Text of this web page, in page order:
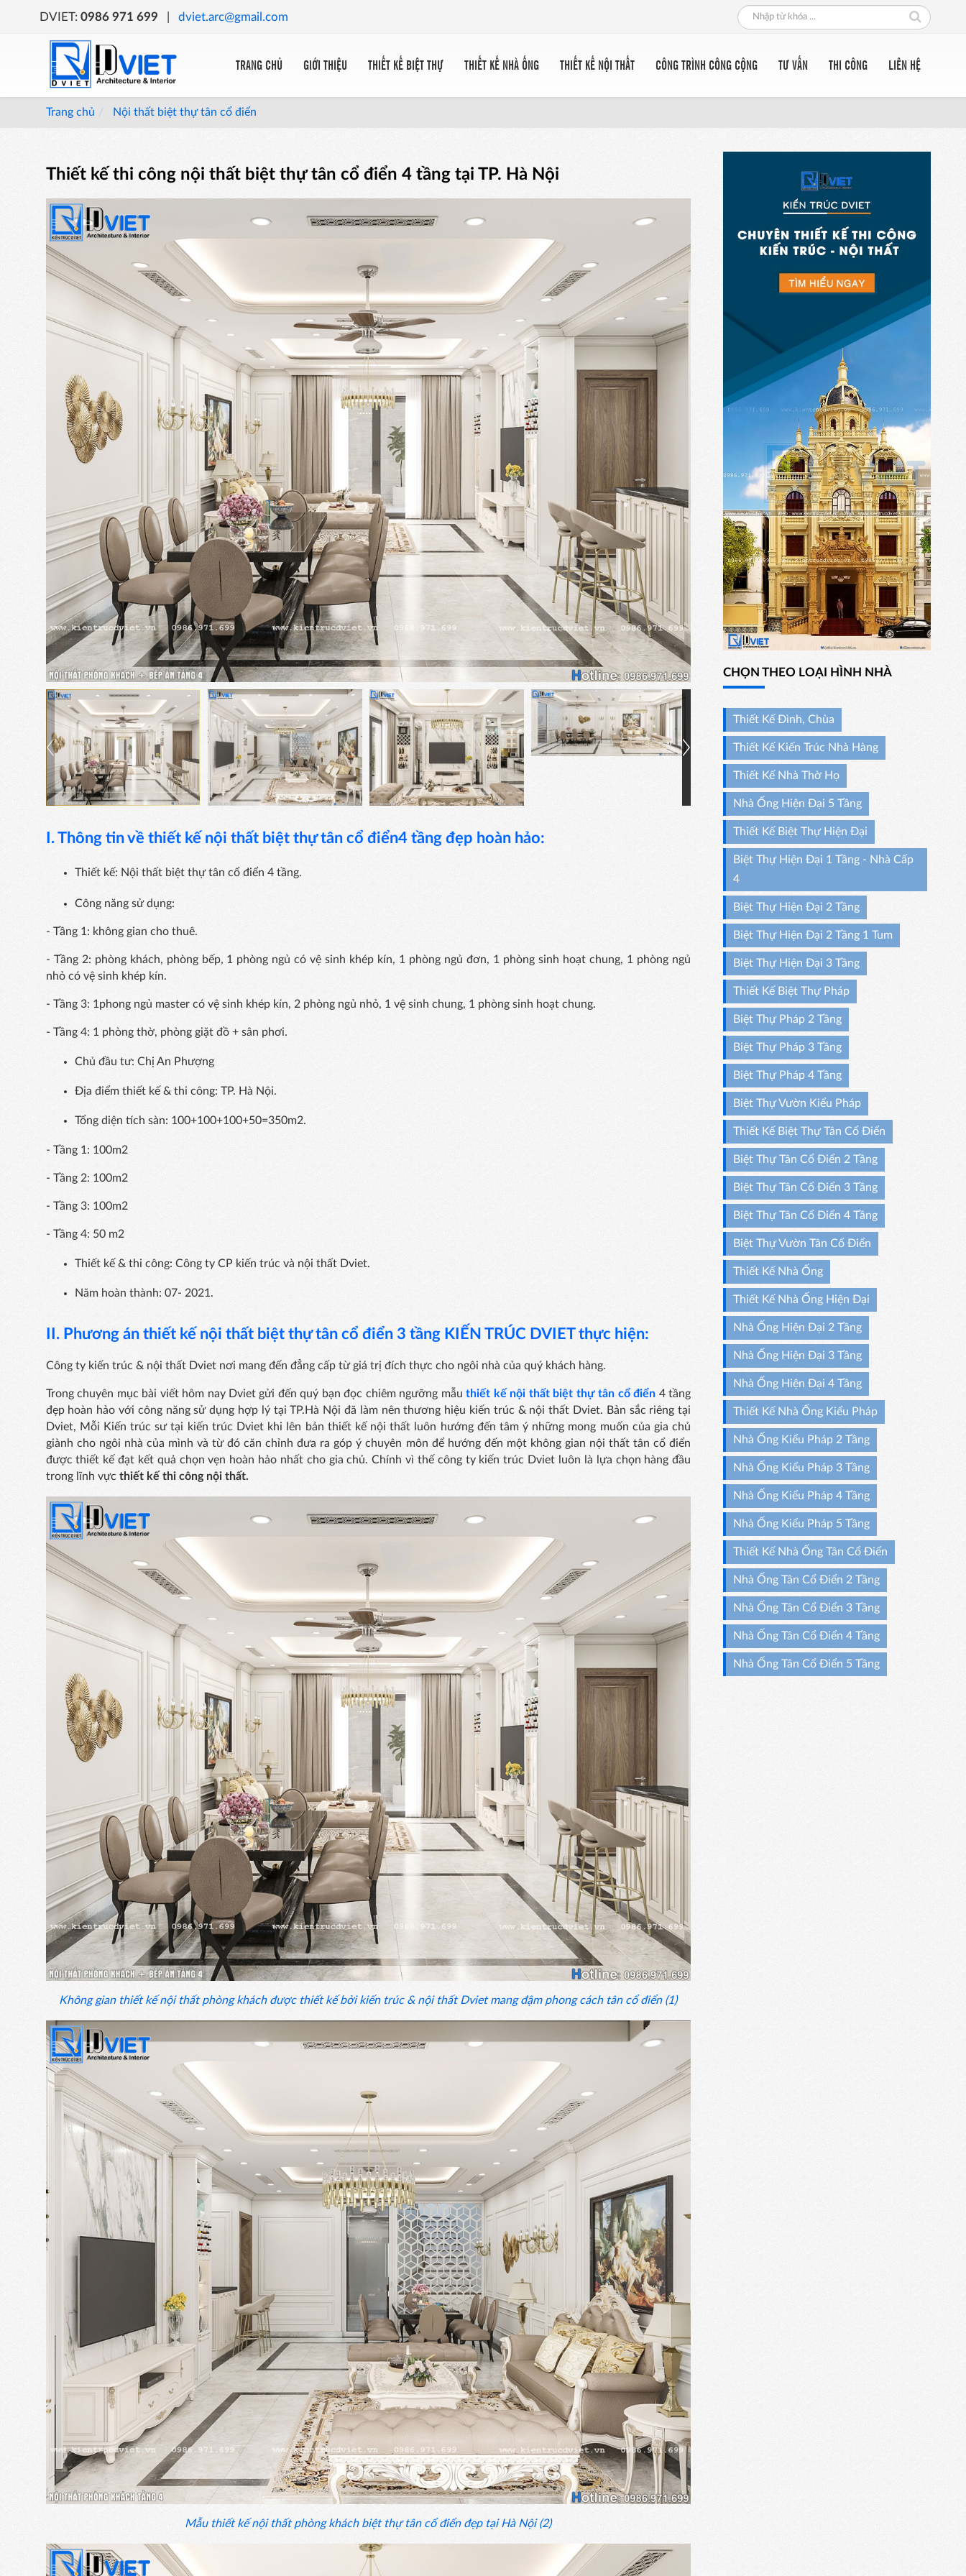
DVIET: 0986 971 699 dviet.arc@gmail.com
TRANG CHỦ GIỚI THIỆU THIẾT KẾ BIỆT THỰ THIẾT KẾ NHÀ ỐNG THIẾT KẾ NỘI THẤT CÔNG TRÌNH CÔNG CỘNG TƯ VẤN THI CÔNG LIÊN HỆ
Trang chủ Nội thất biệt thự tân cổ điển
Thiết kế thi công nội thất biệt thự tân cổ điển 4 tầng tại TP. Hà Nội
I. Thông tin về thiết kế nội thất biệt thự tân cổ điển4tầng đẹp hoàn hảo:
Thiết kế: Nội thất biệt thự tân cổ điển 4 tầng.
Công năng sử dụng:
- Tầng 1: không gian cho thuê.
- Tầng 2: phòng khách, phòng bếp, 1 phòng ngủ có vệ sinh khép kín, 1 phòng ngủ đơn, 1 phòng sinh hoạt chung, 1 phòng ngủ
nhỏ có vệ sinh khép kín.
- Tầng 3: 1phong ngủ master có vệ sinh khép kín, 2 phòng ngủ nhỏ, 1 vệ sinh chung, 1 phòng sinh hoạt chung.
- Tầng 4: 1 phòng thờ, phòng giặt đồ + sân phơi.
Chủ đầu tư: Chị An Phượng
Địa điểm thiết kế & thi công: TP. Hà Nội.
Tổng diện tích sàn: 100+100+100+50=350m2.
- Tầng 1: 100m2
- Tầng 2: 100m2
- Tầng 3: 100m2
- Tầng 4: 50 m2
Thiết kế & thi công: Công ty CP kiến trúc và nội thất Dviet.
Năm hoàn thành: 07- 2021.
II. Phương án thiết kế nội thất biệt thự tân cổ điển3 tầng KIẾN TRÚC DVIET thực hiện:
Công ty kiến trúc & nội thất Dviet nơi mang đến đẳng cấp từ giá trị đích thực cho ngôi nhà của quý khách hàng.
Trong chuyên mục bài viết hôm nay Dviet gửi đến quý bạn đọc chiêm ngưỡng mẫuthiết kế nội thất biệt thự tân cổ điển 4 tầng
đẹp hoàn hảo với công năng sử dụng hợp lý tại TP.Hà Nội đã làm nên thương hiệu kiến trúc & nội thất Dviet. Bản sắc riêng tại
Dviet, Mỗi Kiến trúc sư tại kiến trúc Dviet khi lên bản thiết kế nội thất luôn hướng đến tâm ý những mong muốn của gia chủ
giành cho ngôi nhà của mình và từ đó căn chỉnh đưa ra góp ý chuyên môn để hướng đến một không gian nội thất tân cổ điển
được thiết kế đạt kết quả chọn vẹn hoàn hảo nhất cho gia chủ. Chính vì thế công ty kiến trúc Dviet luôn là lựa chọn hàng đầu
trong lĩnh vực thiết kế thi công nội thất.
Không gian thiết kế nội thất phòng khách được thiết kế bởi kiến trúc & nội thất Dviet mang đậm phong cách tân cổ điển (1)
Mẫu thiết kế nội thất phòng khách biệt thự tân cổ điển đẹp tại Hà Nội (2)
CHỌN THEO LOẠI HÌNH NHÀ
Thiết Kế Đình, Chùa
Thiết Kế Kiến Trúc Nhà Hàng
Thiết Kế Nhà Thờ Họ
Nhà Ống Hiện Đại 5 Tầng
Thiết Kế Biệt Thự Hiện Đại
Biệt Thự Hiện Đại 1 Tầng - Nhà Cấp
4
Biệt Thự Hiện Đại 2 Tầng
Biệt Thự Hiện Đại 2 Tầng 1 Tum
Biệt Thự Hiện Đại 3 Tầng
Thiết Kế Biệt Thự Pháp
Biệt Thự Pháp 2 Tầng
Biệt Thự Pháp 3 Tầng
Biệt Thự Pháp 4 Tầng
Biệt Thự Vườn Kiểu Pháp
Thiết Kế Biệt Thự Tân Cổ Điển
Biệt Thự Tân Cổ Điển 2 Tầng
Biệt Thự Tân Cổ Điển 3 Tầng
Biệt Thự Tân Cổ Điển 4 Tầng
Biệt Thự Vườn Tân Cổ Điển
Thiết Kế Nhà Ống
Thiết Kế Nhà Ống Hiện Đại
Nhà Ống Hiện Đại 2 Tầng
Nhà Ống Hiện Đại 3 Tầng
Nhà Ống Hiện Đại 4 Tầng
Thiết Kế Nhà Ống Kiểu Pháp
Nhà Ống Kiểu Pháp 2 Tầng
Nhà Ống Kiểu Pháp 3 Tầng
Nhà Ống Kiểu Pháp 4 Tầng
Nhà Ống Kiểu Pháp 5 Tầng
Thiết Kế Nhà Ống Tân Cổ Điển
Nhà Ống Tân Cổ Điển 2 Tầng
Nhà Ống Tân Cổ Điển 3 Tầng
Nhà Ống Tân Cổ Điển 4 Tầng
Nhà Ống Tân Cổ Điển 5 Tầng